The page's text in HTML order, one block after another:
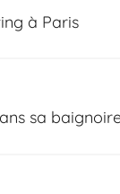
à Paris
sa